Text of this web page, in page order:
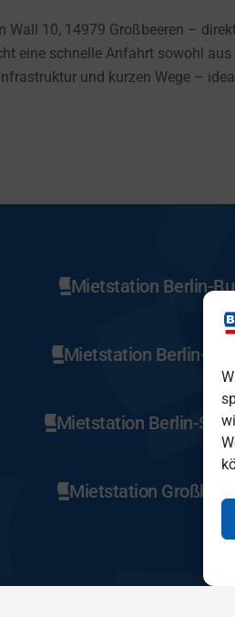
10, 14979 Großbeeren –
eine schnelle Anfahrt sowohl
und kurzen Wege –
Mietstation Berlin-
Mietstation Berlin-
Mietstation Berlin-
Mietstation